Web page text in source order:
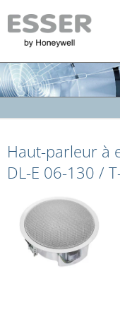
Solutions de Sonorisation
Système miniVES
VARIODYN® ONE
VARIODYN® D1
Haut-parleurs certifiés
Haut-parleurs
Haut-parleur à
Haut-parleur à
DL-E 06-130 /